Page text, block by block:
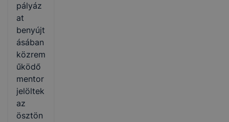
pályáz
at
benyújt
ásában
közrem
űködő
mentor
jelöltek
az
ösztön